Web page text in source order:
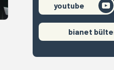
youtube
bianet